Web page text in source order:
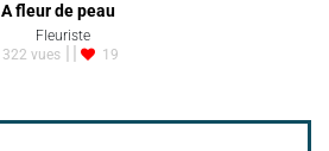
A fleur de peau
Fleuriste
322 vues
19